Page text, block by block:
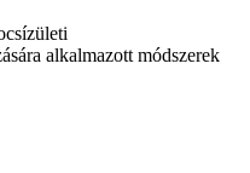
alkalmazott módszerek